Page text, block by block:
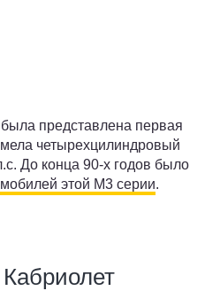
представлена первая
четырехцилиндровый
До конца 90-х годов было
этой М3 серии.